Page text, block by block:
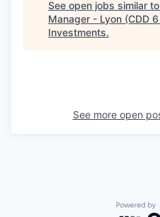
See open jobs similar
Manager - Lyon (CDD
Investments.
See more open